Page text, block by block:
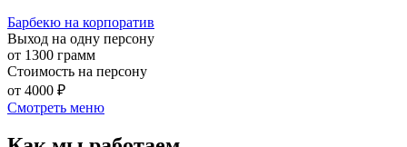
Барбекю на корпоратив
Выход на одну персону
от 1300 грамм
Стоимость на персону
от 4000 ₽
Смотреть меню